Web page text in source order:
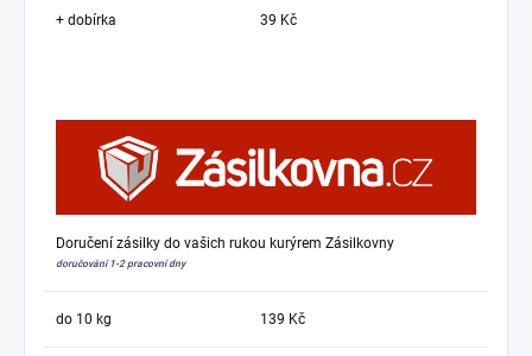
+ dobírka 39 Kč
Doručení zásilky do vašich rukou kurýrem Zásilkovny
doručování 1-2 pracovní dny
do 10 kg 139 Kč